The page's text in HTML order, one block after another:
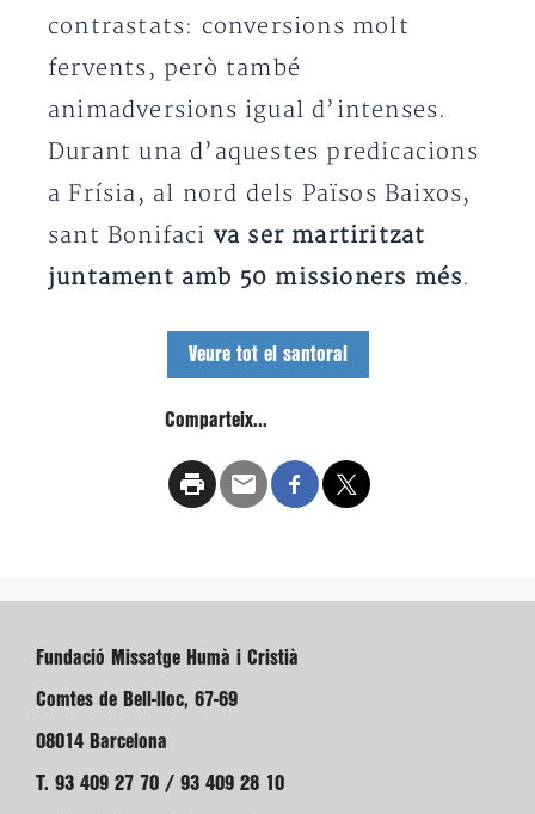
contrastats: conversions molt
fervents, però també
animadversions igual d’intenses.
Durant una d’aquestes predicacions
a Frísia, al nord dels Països Baixos,
sant Bonifaci va ser martiritzat
juntament amb 50 missioners més.
Veure tot el santoral
Comparteix...
Fundació Missatge Humà i Cristià
Comtes de Bell-lloc, 67-69
08014 Barcelona
T. 93 409 27 70 / 93 409 28 10